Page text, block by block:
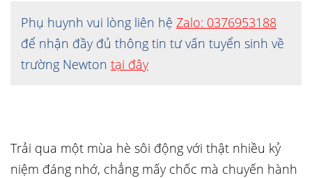
Phụ huynh vui lòng liên hệ Zalo: 0376953188
để nhận đầy đủ thông tin tư vấn tuyển sinh về
trường Newton tại đây
Trải qua một mùa hè sôi động với thật nhiều kỷ
niệm đáng nhớ, chẳng mấy chốc mà chuyến hành